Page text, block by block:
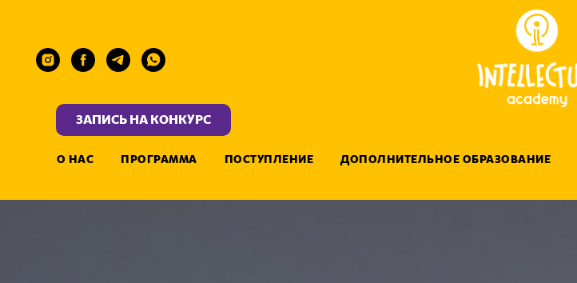
О НАС ПРОГРАММА ПОСТУПЛЕНИЕ ДОПОЛНИТЕЛЬНОЕ ОБРАЗОВАНИЕ
ЗАПИСЬ НА КОНКУРС